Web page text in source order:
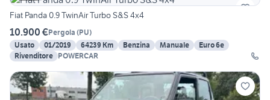
Fiat Panda 0.9 TwinAir Turbo S&S 4x4
10.900 €Pergola (PU)
Usato
01/2019 64239 Km Benzina Manuale
Euro 6e
Rivenditore POWERCAR